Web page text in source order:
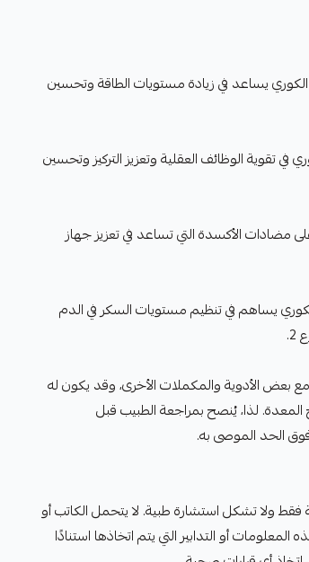
الكوري يساعد في زيادة مستويات الطاقة وتحسين
في تقوية الوظائف العقلية وتعزيز التركيز وتحسين
مضادات الأكسدة التي تساعد في تعزيز جهاز
يساهم في تنظيم مستويات السكر في الدم
بعض الأدوية والمكملات الأخرى، وقد يكون له
المعدة. لذا، يُنصح بمراجعة الطبيب قبل
الحد الموصى به.
ولا تشكل استشارة طبية. لا يتحمل الكاتب أو
أو التدابير التي يتم اتخاذها استنادًا